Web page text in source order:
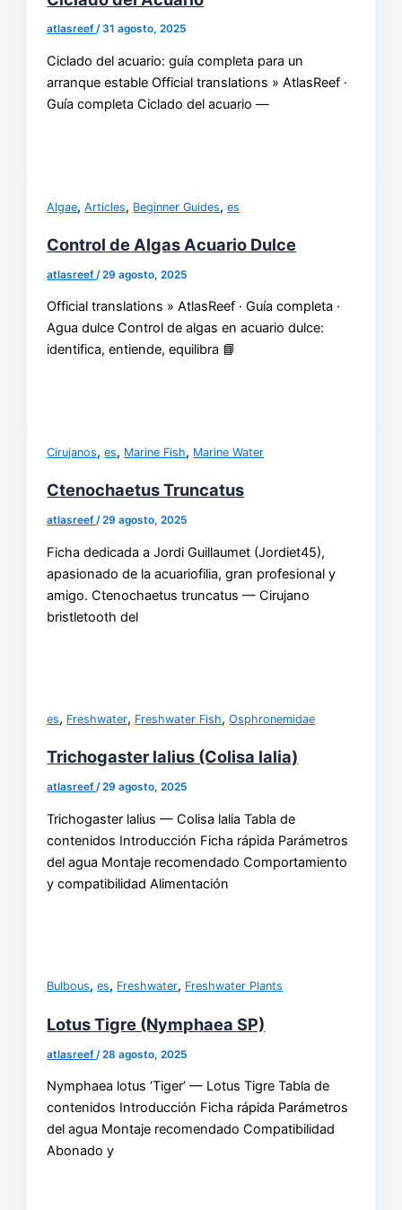
atlasreef/31 agosto, 2025
Ciclado del acuario: guía completa para un
arranque estable Official translations » AtlasReef ·
Guía completa Ciclado del acuario —
Algae,Articles, Beginner Guides,es
Control de Algas Acuario Dulce
atlasreef /29 agosto, 2025
Official translations » AtlasReef · Guía completa ·
Agua dulce Control de algas en acuario dulce:
identifica, entiende, equilibra 📘
Cirujanos,es, Marine Fish, Marine Water
Ctenochaetus Truncatus
atlasreef/29 agosto, 2025
Ficha dedicada a Jordi Guillaumet (Jordiet45),
apasionado de la acuariofilia, gran profesional y
amigo. Ctenochaetus truncatus — Cirujano
bristletooth del
es, Freshwater, Freshwater Fish,Osphronemidae
Trichogaster lalius (Colisa lalia)
atlasreef/29 agosto, 2025
Trichogaster lalius — Colisa lalia Tabla de
contenidos Introducción Ficha rápida Parámetros
del agua Montaje recomendado Comportamiento
y compatibilidad Alimentación
Bulbous,es, Freshwater, Freshwater Plants
Lotus Tigre (Nymphaea SP)
atlasreef /28 agosto, 2025
Nymphaea lotus ‘Tiger’ — Lotus Tigre Tabla de
contenidos Introducción Ficha rápida Parámetros
del agua Montaje recomendado Compatibilidad
Abonado y